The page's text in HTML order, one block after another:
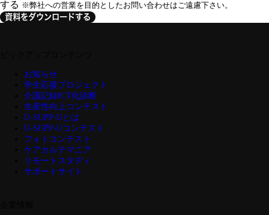
する ※弊社への営業を目的としたお問い合わせはご遠慮下さい。
資料をダウンロードする
お知らせ
学生応援プロジェクト
介護記録ICT化診断
生産性向上コンテスト
U-SUPP-Uとは
U-SUPP-Uコンテスト
フォトコンテスト
ケアカルテマニア
リモートスタディ
サポートサイト